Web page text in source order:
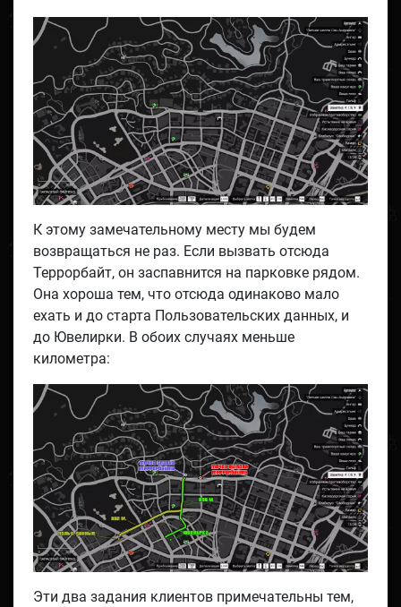
К этому замечательному месту мы будем
возвращаться не раз. Если вызвать отсюда
Террорбайт, он заспавнится на парковке рядом.
Она хороша тем, что отсюда одинаково мало
ехать и до старта Пользовательских данных, и
до Ювелирки. В обоих случаях меньше
километра:
Эти два задания клиентов примечательны тем,